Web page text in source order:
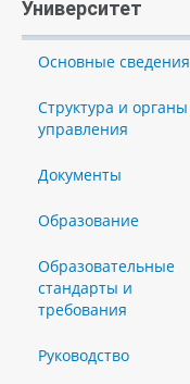
Университет
Основные сведения
Структура и органы
управления
Документы
Образование
Образовательные
стандарты и
требования
Руководство